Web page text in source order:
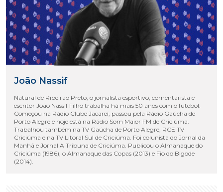
João Nassif
Natural de Ribeirão Preto, o jornalista esportivo, comentarista e
escritor João Nassif Filho trabalha há mais 50 anos com o futebol.
Começou na Rádio Clube Jacareí, passou pela Rádio Gaúcha de
Porto Alegre e hoje está na Rádio Som Maior FM de Criciúma.
Trabalhou também na TV Gaúcha de Porto Alegre, RCE TV
Criciúma e na TV Litoral Sul de Criciúma. Foi colunista do Jornal da
Manhã e Jornal A Tribuna de Criciúma. Publicou o Almanaque do
Criciúma (1986), o Almanaque das Copas (2013) e Fio do Bigode
(2014).